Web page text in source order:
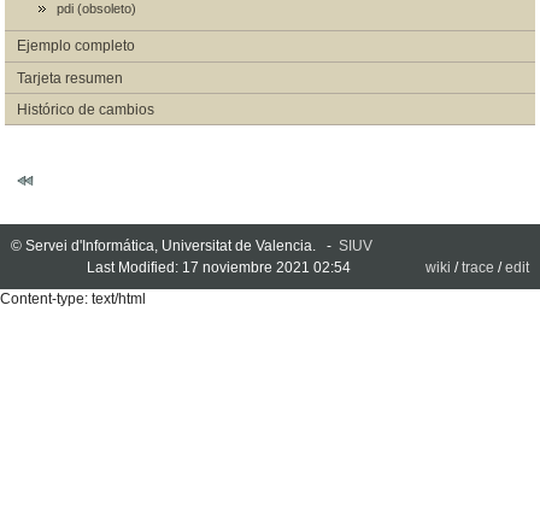
pdi (obsoleto)
Ejemplo completo
Tarjeta resumen
Histórico de cambios
© Servei d'Informática, Universitat de Valencia. - SIUV
Last Modified: 17 noviembre 2021 02:54
wiki /trace /edit
Content-type: text/html